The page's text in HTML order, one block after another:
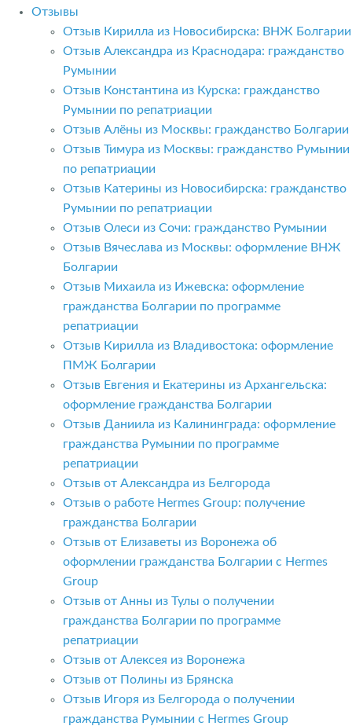
Отзывы
Отзыв Кирилла из Новосибирска: ВНЖ Болгарии
Отзыв Александра из Краснодара: гражданство
Румынии
Отзыв Константина из Курска: гражданство
Румынии по репатриации
Отзыв Алёны из Москвы: гражданство Болгарии
Отзыв Тимура из Москвы: гражданство Румынии
по репатриации
Отзыв Катерины из Новосибирска: гражданство
Румынии по репатриации
Отзыв Олеси из Сочи: гражданство Румынии
Отзыв Вячеслава из Москвы: оформление ВНЖ
Болгарии
Отзыв Михаила из Ижевска: оформление
гражданства Болгарии по программе
репатриации
Отзыв Кирилла из Владивостока: оформление
ПМЖ Болгарии
Отзыв Евгения и Екатерины из Архангельска:
оформление гражданства Болгарии
Отзыв Даниила из Калининграда: оформление
гражданства Румынии по программе
репатриации
Отзыв от Александра из Белгорода
Отзыв о работе Hermes Group: получение
гражданства Болгарии
Отзыв от Елизаветы из Воронежа об
оформлении гражданства Болгарии с Hermes
Group
Отзыв от Анны из Тулы о получении
гражданства Болгарии по программе
репатриации
Отзыв от Алексея из Воронежа
Отзыв от Полины из Брянска
Отзыв Игоря из Белгорода о получении
гражданства Румынии с Hermes Group